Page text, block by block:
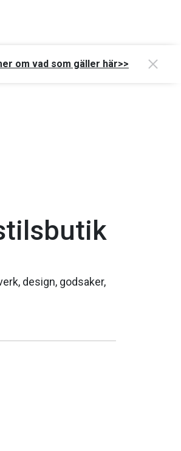
om vad som gäller här>>
design, godsaker,